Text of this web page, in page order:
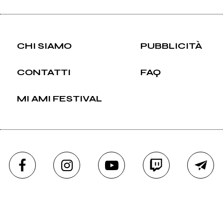
CHI SIAMO PUBBLICITÀ
CONTATTI FAQ
MI AMI FESTIVAL